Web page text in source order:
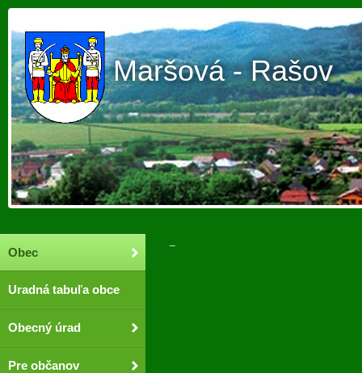
Maršová - Rašov
Obec
Uradná tabuľa obce
Obecný úrad
Pre občanov